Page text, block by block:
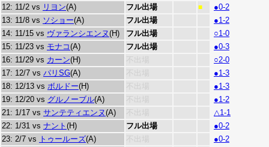
12: 11/2 vs リヨン(A) フル出場 ■
●0-2
13: 11/8 vs ソショー(A) フル出場
●1-2
14: 11/15 vs ヴァランシエンヌ(H) フル出場
○1-0
15: 11/23 vs モナコ(A) フル出場
●0-3
16: 11/29 vs カーン(H) 不出場
○2-0
17: 12/7 vs パリSG(A) 不出場
●1-3
18: 12/13 vs ボルドー(H) 不出場
●1-3
19: 12/20 vs グルノーブル(A) 不出場
●1-2
21: 1/17 vs サンテティエンヌ(A) 不出場
△1-1
22: 1/31 vs ナント (H) フル出場
●0-2
23: 2/7 vs トゥールーズ(A) 不出場
●0-2